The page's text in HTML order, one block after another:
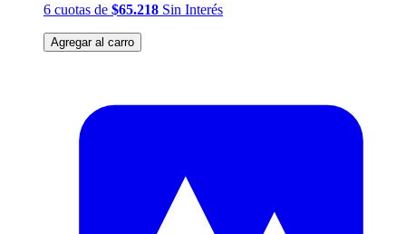
6 cuotas de $65.218 Sin Interés
Agregar al carro